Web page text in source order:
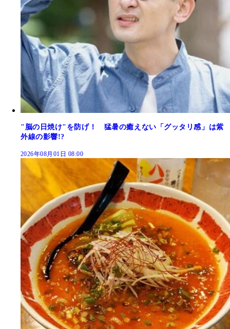
"脳の日焼け"を防げ！ 猛暑の癒えない「グッタリ感」は紫
外線の影響!?
2026年08月01日 08:00